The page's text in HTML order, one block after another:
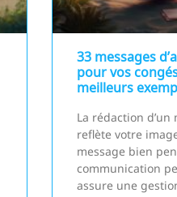
33 messages
pour vos
meilleurs
La rédaction d’un
reflète votre
message bien
communication
assure une